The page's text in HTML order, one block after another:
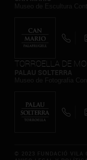
TORROELLA DE